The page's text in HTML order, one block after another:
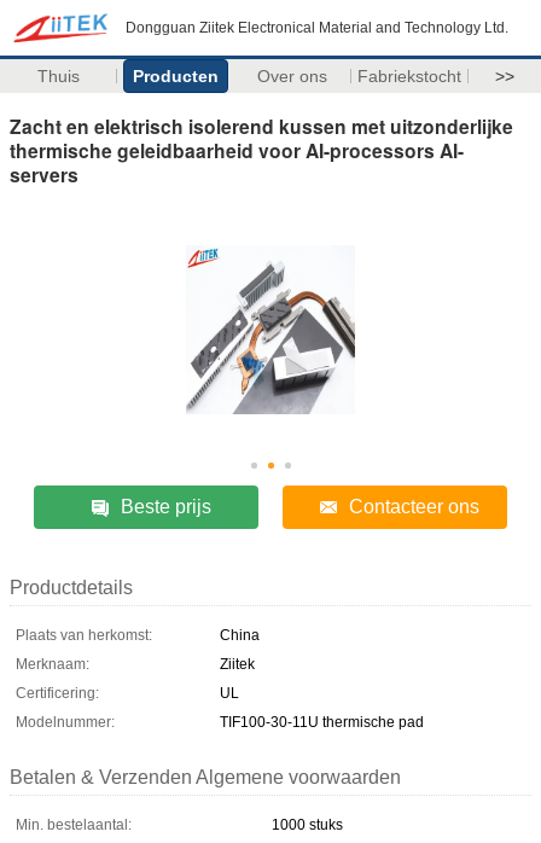
Dongguan Ziitek Electronical Material and Technology Ltd.
Thuis Producten Over ons Fabriekstocht >>
Zacht en elektrisch isolerend kussen met uitzonderlijke
thermische geleidbaarheid voor AI-processors AI-
servers
Beste prijs Contacteer ons
Productdetails
Plaats van herkomst:
China
Merknaam:
Ziitek
Certificering:
UL
Modelnummer:
TIF100-30-11U thermische pad
Betalen & Verzenden Algemene voorwaarden
Min. bestelaantal:
1000 stuks